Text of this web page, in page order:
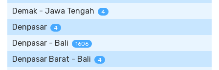
Demak - Jawa Tengah 4
Denpasar 4
Denpasar - Bali 1606
Denpasar Barat - Bali 4